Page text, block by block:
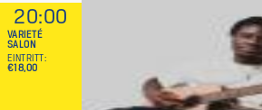
20:00
VARIETÉ
SALON
EINTRITT
€18,00